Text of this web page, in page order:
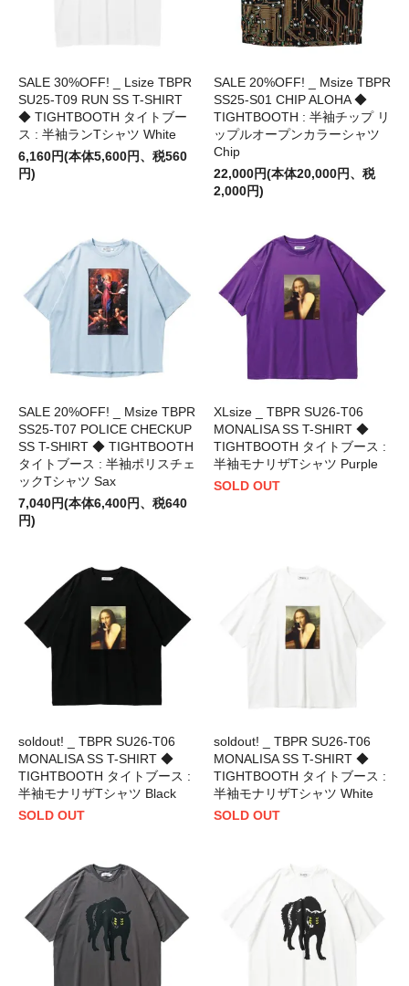
SALE 30%OFF! _ Lsize TBPR
SU25-T09 RUN SS T-SHIRT
◆ TIGHTBOOTH タイトブー
ス : 半袖ランTシャツ White
6,160円(本体5,600円、税560
円)
SALE 20%OFF! _ Msize TBPR
SS25-S01 CHIP ALOHA ◆
TIGHTBOOTH : 半袖チップ リ
ップルオープンカラーシャツ
Chip
22,000円(本体20,000円、税
2,000円)
SALE 20%OFF! _ Msize TBPR
SS25-T07 POLICE CHECKUP
SS T-SHIRT ◆ TIGHTBOOTH
タイトブース : 半袖ポリスチェ
ックTシャツ Sax
7,040円(本体6,400円、税640
円)
XLsize _ TBPR SU26-T06
MONALISA SS T-SHIRT ◆
TIGHTBOOTH タイトブース :
半袖モナリザTシャツ Purple
SOLD OUT
soldout! _ TBPR SU26-T06
MONALISA SS T-SHIRT ◆
TIGHTBOOTH タイトブース :
半袖モナリザTシャツ Black
SOLD OUT
soldout! _ TBPR SU26-T06
MONALISA SS T-SHIRT ◆
TIGHTBOOTH タイトブース :
半袖モナリザTシャツ White
SOLD OUT